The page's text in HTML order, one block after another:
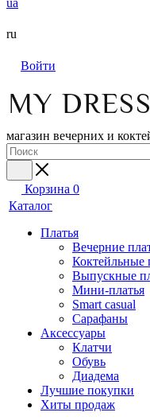
ua
ru
Войти
магазин вечерних и
Корзина 0
Каталог
Платья
Вечерние
Коктейльные
Выпускные
Мини-платья
Smart casual
Сарафаны
Аксессуары
Клатчи
Обувь
Диадема
Лучшие покупки
Хиты продаж